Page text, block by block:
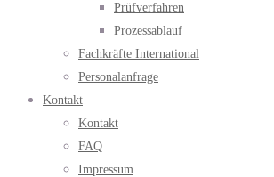
Prüfverfahren
Prozessablauf
Fachkräfte International
Personalanfrage
Kontakt
Kontakt
FAQ
Impressum